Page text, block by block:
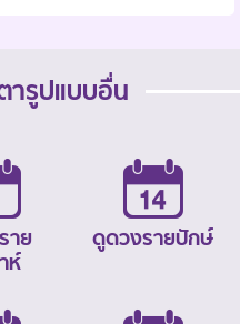
ารูปแบบอื่น
าย
ห์
ดูดวงรายปักษ์